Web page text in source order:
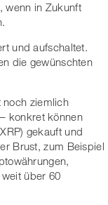
wenn in Zukunft
und aufschaltet.
die gewünschten
noch ziemlich
konkret können
gekauft und
Brust, zum Beispiel
über 60